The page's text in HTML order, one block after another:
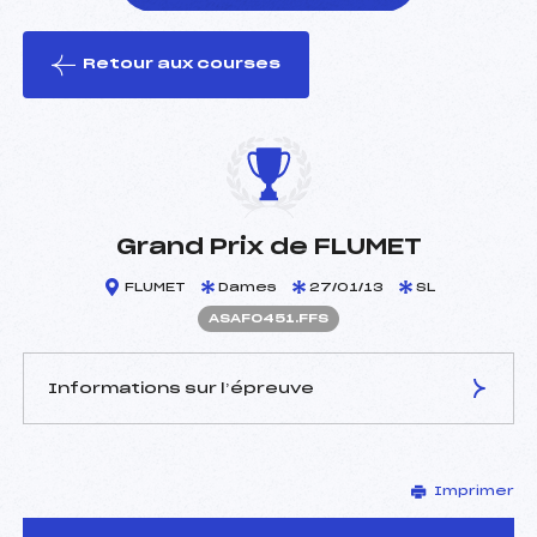
le ski
Retour aux courses
Grand Prix de FLUMET
FLUMET Dames 27/01/13 SL
ASAF0451.FFS
Informations sur l’épreuve
DECOURT WILFRIED (SA)
Arbitre :
GAIDDON CHRISTOPHE
Imprimer